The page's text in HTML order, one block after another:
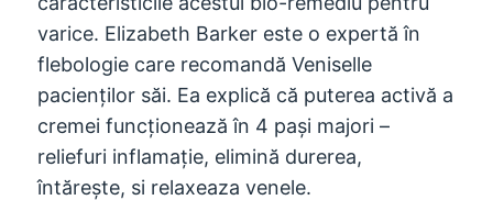
varice. Elizabeth Barker este o expertă în
flebologie care recomandă Veniselle
pacienților săi. Ea explică că puterea activă a
cremei funcționează în 4 pași majori –
reliefuri inflamație, elimină durerea,
întărește, si relaxeaza venele.